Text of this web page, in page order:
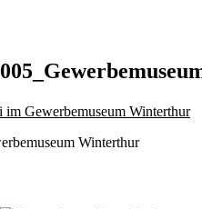
Winterthur